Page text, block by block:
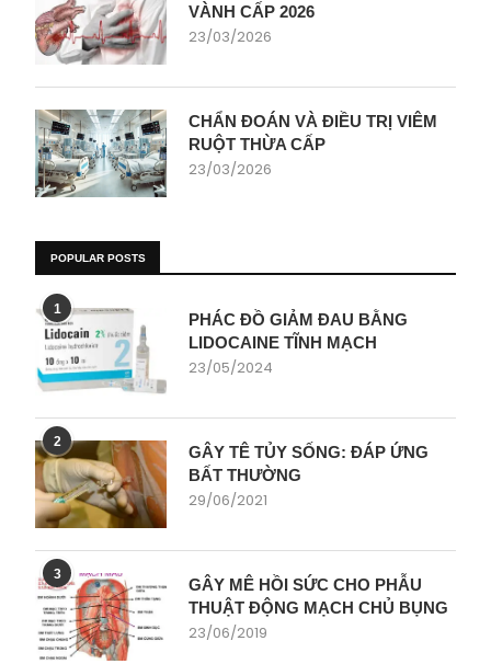
VÀNH CẤP 2026
23/03/2026
CHẨN ĐOÁN VÀ ĐIỀU TRỊ VIÊM
RUỘT THỪA CẤP
23/03/2026
POPULAR POSTS
1
PHÁC ĐỒ GIẢM ĐAU BẰNG
LIDOCAINE TĨNH MẠCH
23/05/2024
2
GÂY TÊ TỦY SỐNG: ĐÁP ỨNG
BẤT THƯỜNG
29/06/2021
3
GÂY MÊ HỒI SỨC CHO PHẪU
THUẬT ĐỘNG MẠCH CHỦ BỤNG
23/06/2019